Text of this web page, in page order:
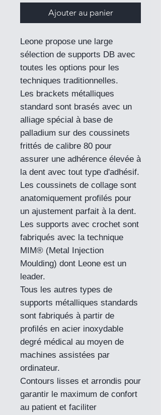
Ajouter au panier
Leone propose une large
sélection de supports DB avec
toutes les options pour les
techniques traditionnelles.
Les brackets métalliques
standard sont brasés avec un
alliage spécial à base de
palladium sur des coussinets
frittés de calibre 80 pour
assurer une adhérence élevée à
la dent avec tout type d'adhésif.
Les coussinets de collage sont
anatomiquement profilés pour
un ajustement parfait à la dent.
Les supports avec crochet sont
fabriqués avec la technique
MIM® (Metal Injection
Moulding) dont Leone est un
leader.
Tous les autres types de
supports métalliques standards
sont fabriqués à partir de
profilés en acier inoxydable
degré médical au moyen de
machines assistées par
ordinateur.
Contours lisses et arrondis pour
garantir le maximum de confort
au patient et faciliter